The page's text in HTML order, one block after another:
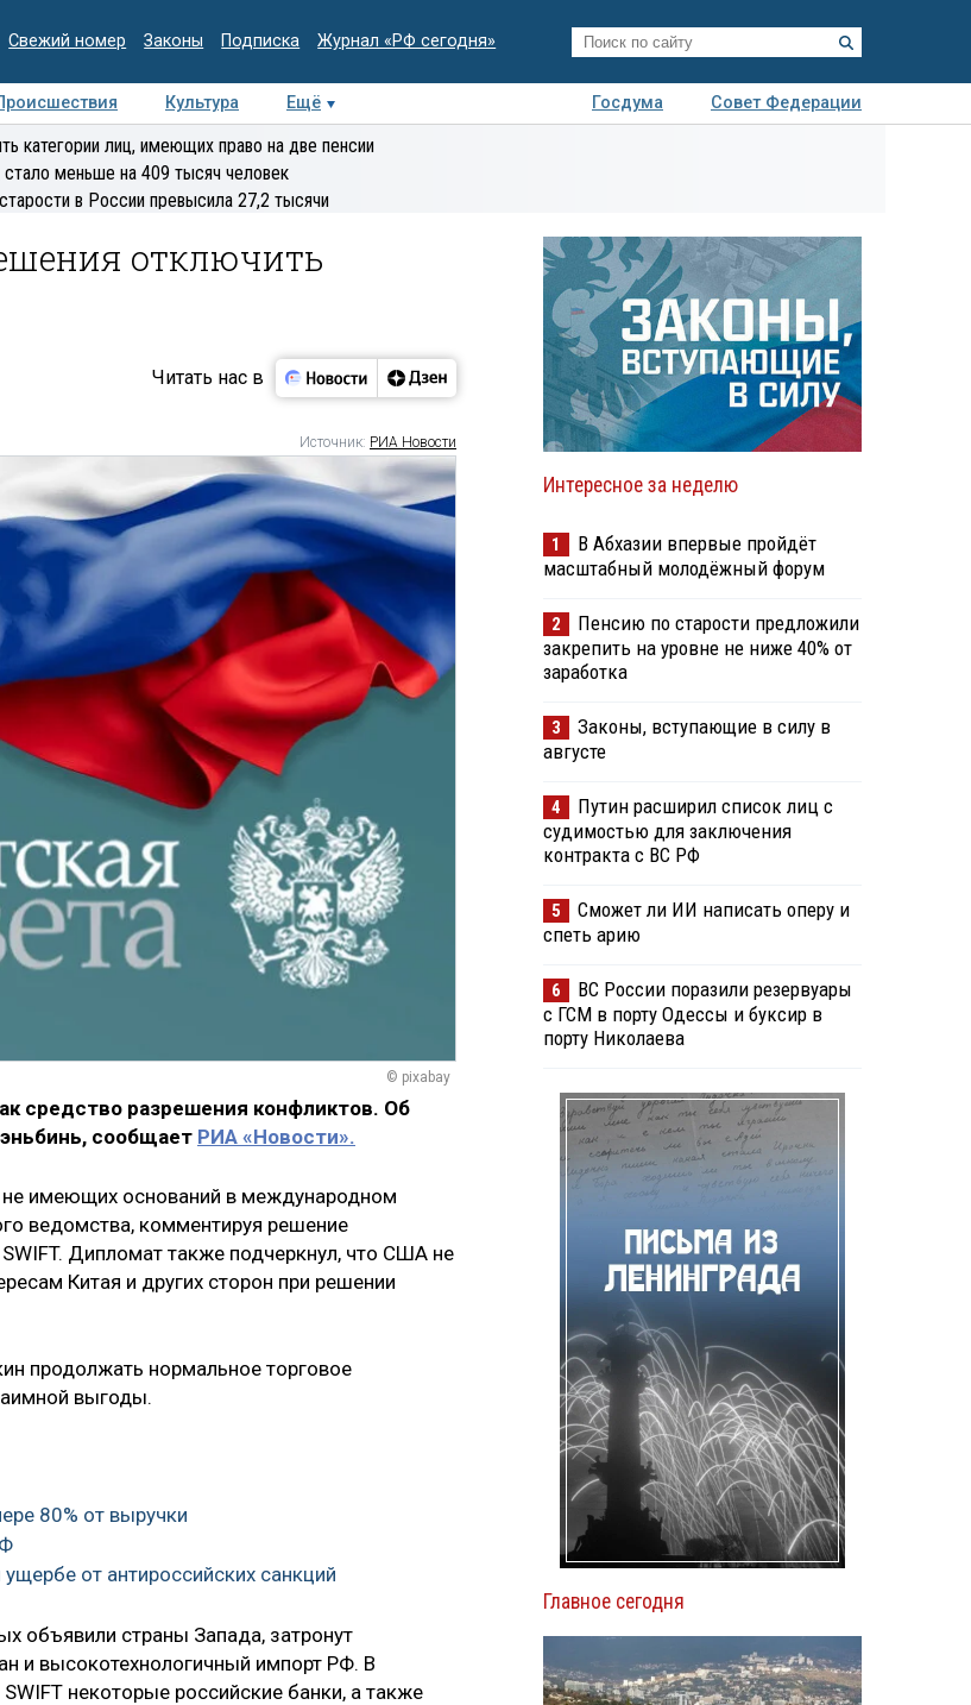
Свежий номер Законы Подписка Журнал «РФ сегодня»
Культура Ещё Госдума
Совет Федерации
Интервью Колумнисты
Деловая
категории лиц, имеющих право на две пенсии
меньше на 409 тысяч человек
в России превысила 27,2 тысячи
отключить
Читать нас в
Источник: РИА Новости
© pixabay
средство разрешения конфликтов. Об
сообщает РИА «Новости».
не имеющих оснований в международном
ведомства, комментируя решение
Дипломат также подчеркнул, что США не
Китая и других сторон при решении
продолжать нормальное торговое
выгоды.
80% от выручки
от антироссийских санкций
объявили страны Запада, затронут
и высокотехнологичный импорт РФ. В
некоторые российские банки, а также
Интересное за неделю
1
В Абхазии впервые пройдёт
масштабный молодёжный форум
2
Пенсию по старости предложили
закрепить на уровне не ниже 40% от
заработка
3
Законы, вступающие в силу в
августе
4
Путин расширил список лиц с
судимостью для заключения
контракта с ВС РФ
5
Сможет ли ИИ написать оперу и
спеть арию
6
ВС России поразили резервуары
с ГСМ в порту Одессы и буксир в
порту Николаева
Главное сегодня